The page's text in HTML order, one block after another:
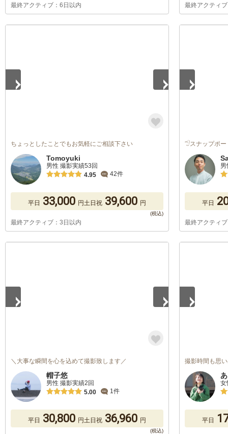
最終アクティブ：6日以内 最終アクティ
ちょっとしたことでもお気軽にご相談下さい
Tomoyuki
男性 撮影実績53回
4.95
42件
平日 33,000 円土日祝 39,600 円
最終アクティブ：3日以内
𓅿スナップポー
平日
最終アクティ
＼大事な瞬間を心を込めて撮影致します／
帽子悠
男性 撮影実績2回
5.00
1件
平日 30,800 円土日祝 36,960 円
撮影時間も思
女
平日